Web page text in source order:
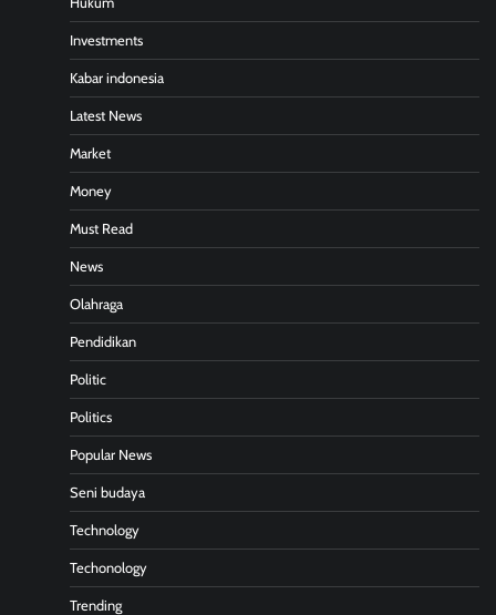
Investments
Kabar indonesia
Latest News
Market
Money
Must Read
News
Olahraga
Pendidikan
Politic
Politics
Popular News
Seni budaya
Technology
Techonology
Trending